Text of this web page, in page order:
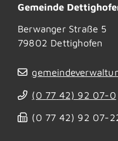
Gemeinde
Berwanger Straße 5
79802 Dettighofen
(0 77 42) 92 07-0
(0 77 42) 92 07-